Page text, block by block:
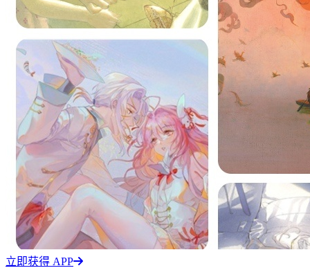
立即获得 APP